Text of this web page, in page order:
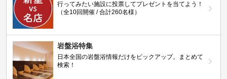
行ってみたい施設に投票してプレゼントを当てよう！
（全10回開催 / 合計260名様）
岩盤浴特集
日本全国の岩盤浴情報だけをピックアップ。まとめて
検索！